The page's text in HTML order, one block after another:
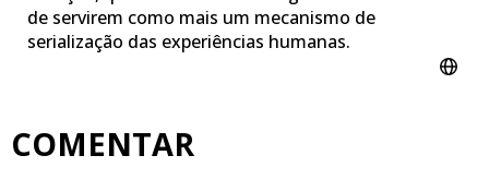
de servirem como mais um mecanismo de
serialização das experiências humanas.
COMENTAR